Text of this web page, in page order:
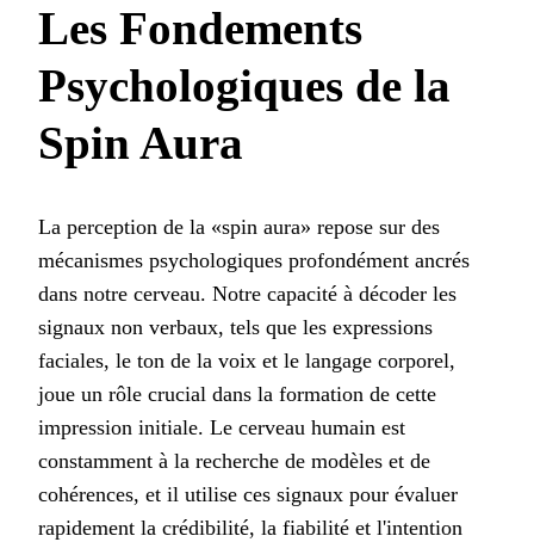
Les Fondements
Psychologiques de la
Spin Aura
La perception de la «spin aura» repose sur des
mécanismes psychologiques profondément ancrés
dans notre cerveau. Notre capacité à décoder les
signaux non verbaux, tels que les expressions
faciales, le ton de la voix et le langage corporel,
joue un rôle crucial dans la formation de cette
impression initiale. Le cerveau humain est
constamment à la recherche de modèles et de
cohérences, et il utilise ces signaux pour évaluer
rapidement la crédibilité, la fiabilité et l'intention